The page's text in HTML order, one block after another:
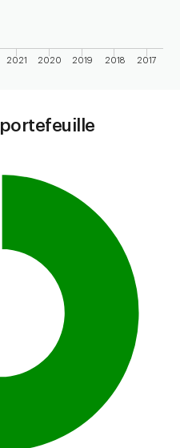
2021 2020 2019 2018 2017
chart